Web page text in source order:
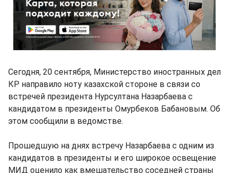
Сегодня, 20 сентября, Министерство иностранных дел
КР направило ноту казахской стороне в связи со
встречей президента Нурсултана Назарбаева с
кандидатом в президенты Омурбеков Бабановым. Об
этом сообщили в ведомстве.
Прошедшую на днях встречу Назарбаева с одним из
кандидатов в президенты и его широкое освещение
МИД оценило как вмешательство соседней страны